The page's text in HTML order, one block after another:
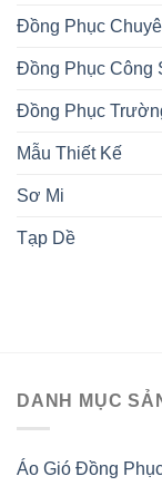
Đồng Phục
Đồng Phục Công
Đồng Phục
Mẫu Thiết Kế
Sơ Mi
Tạp Dề
DANH MỤC
Áo Gió Đồng